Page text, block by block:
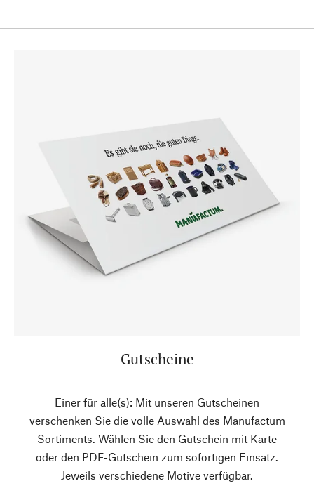
Gutscheine
Einer für alle(s): Mit unseren Gutscheinen
verschenken Sie die volle Auswahl des Manufactum
Sortiments. Wählen Sie den Gutschein mit Karte
oder den PDF-Gutschein zum sofortigen Einsatz.
Jeweils verschiedene Motive verfügbar.